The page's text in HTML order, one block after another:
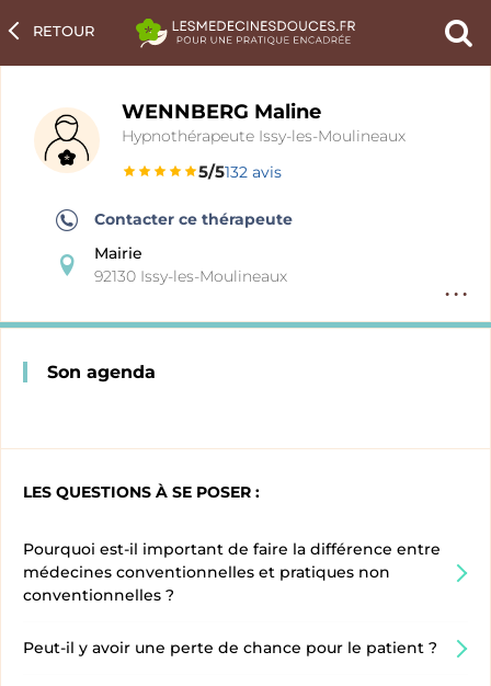
un
RETOUR
fiche
WENNBERG Maline
Hypnothérapeute Issy-les-Moulineaux
5/5132 avis
Contacter ce thérapeute
Mairie
92130 Issy-les-Moulineaux
Son agenda
LES QUESTIONS À SE POSER :
Pourquoi est-il important de faire la différence entre
médecines conventionnelles et pratiques non
conventionnelles ?
Peut-il y avoir une perte de chance pour le patient ?